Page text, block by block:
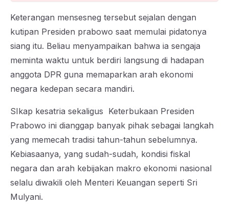
Keterangan mensesneg tersebut sejalan dengan
kutipan Presiden prabowo saat memulai pidatonya
siang itu. Beliau menyampaikan bahwa ia sengaja
meminta waktu untuk berdiri langsung di hadapan
anggota DPR guna memaparkan arah ekonomi
negara kedepan secara mandiri.
SIkap kesatria sekaligus Keterbukaan Presiden
Prabowo ini dianggap banyak pihak sebagai langkah
yang memecah tradisi tahun-tahun sebelumnya.
Kebiasaanya, yang sudah-sudah, kondisi fiskal
negara dan arah kebijakan makro ekonomi nasional
selalu diwakili oleh Menteri Keuangan seperti Sri
Mulyani.